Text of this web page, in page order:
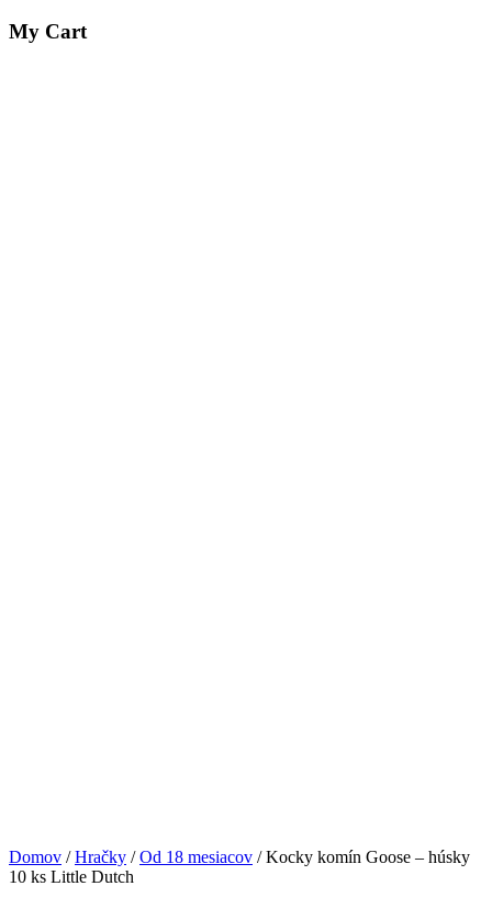
My Cart
Domov /Hračky /Od 18 mesiacov / Kocky komín Goose – húsky
10 ks Little Dutch